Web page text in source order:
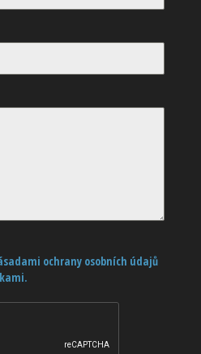
ochrany osobních údajů